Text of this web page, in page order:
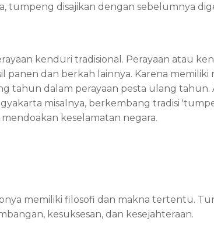
tumpeng disajikan dengan sebelumnya
kenduri tradisional. Perayaan atau
panen dan berkah lainnya. Karena
tahun dalam perayaan pesta ulang tahun.
misalnya, berkembang tradisi
keselamatan negara.
memiliki filosofi dan makna tertentu.
kesuksesan, dan kesejahteraan.